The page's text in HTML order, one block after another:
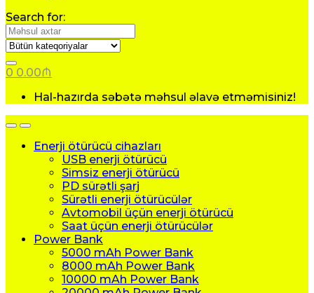
Search for:
0 0.00₼
Hal-hazırda səbətə məhsul əlavə etməmisiniz!
Enerji ötürücü cihazları
USB enerji ötürücü
Simsiz enerji ötürücü
PD sürətli şarj
Sürətli enerji ötürücülər
Avtomobil üçün enerji ötürücü
Saat üçün enerji ötürücülər
Power Bank
5000 mAh Power Bank
8000 mAh Power Bank
10000 mAh Power Bank